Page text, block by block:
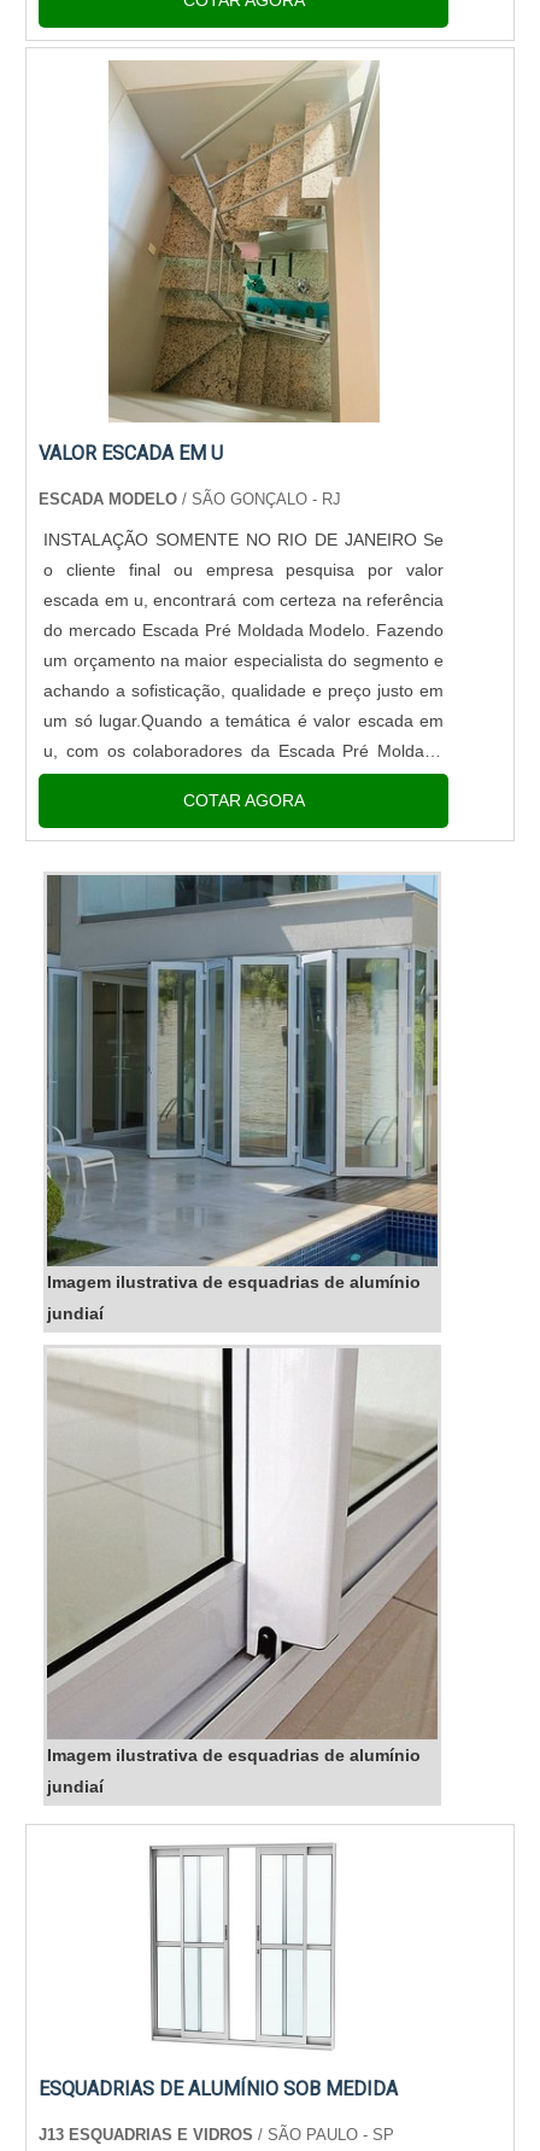
o site da Escada Pré Moldada Modelo. ...
VALOR ESCADA EM U
ESCADA MODELO/ SÃO GONÇALO - RJ
INSTALAÇÃO SOMENTE NO RIO DE JANEIRO Se
o cliente final ou empresa pesquisa por valor
escada em u, encontrará com certeza na referência
do mercado Escada Pré Moldada Modelo. Fazendo
um orçamento na maior especialista do segmento e
achando a sofisticação, qualidade e preço justo em
um só lugar.Quando a temática é valor escada em
u, com os colaboradores da Escada Pré Moldada
Modelo alcançará ótima qualidade com armações
de ferro ponteadas...
COTAR AGORA
Imagem ilustrativa de esquadrias de alumínio
jundiaí
Imagem ilustrativa de esquadrias de alumínio
jundiaí
ESQUADRIAS DE ALUMÍNIO SOB MEDIDA
J13 ESQUADRIAS E VIDROS / SÃO PAULO - SP